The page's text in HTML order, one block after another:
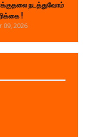
நடத்துவோம்
!
09, 2026